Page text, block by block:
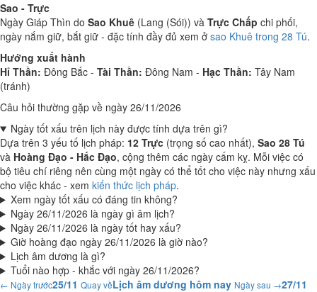
Sao - Trực
Ngày Giáp Thìn do Sao Khuê (Lang (Sói)) và Trực Chấp chi phối,
ngày nắm giữ, bắt giữ - đặc tính đầy đủ xem ở sao Khuê trong 28 Tú.
Hướng xuất hành
Hỉ Thần: Đông Bắc - Tài Thần: Đông Nam - Hạc Thần: Tây Nam
(tránh)
Câu hỏi thường gặp về ngày 26/11/2026
Ngày tốt xấu trên lịch này được tính dựa trên gì?
Dựa trên 3 yếu tố lịch pháp: 12 Trực (trọng số cao nhất), Sao 28 Tú
và Hoàng Đạo - Hắc Đạo, cộng thêm các ngày cấm kỵ. Mỗi việc có
bộ tiêu chí riêng nên cùng một ngày có thể tốt cho việc này nhưng xấu
cho việc khác - xem kiến thức lịch pháp.
Xem ngày tốt xấu có đáng tin không?
Ngày 26/11/2026 là ngày gì âm lịch?
Ngày 26/11/2026 là ngày tốt hay xấu?
Giờ hoàng đạo ngày 26/11/2026 là giờ nào?
Lịch âm dương là gì?
Tuổi nào hợp - khắc với ngày 26/11/2026?
← Ngày trước25/11 Quay vềLịch âm dương hôm nay Ngày sau →27/11